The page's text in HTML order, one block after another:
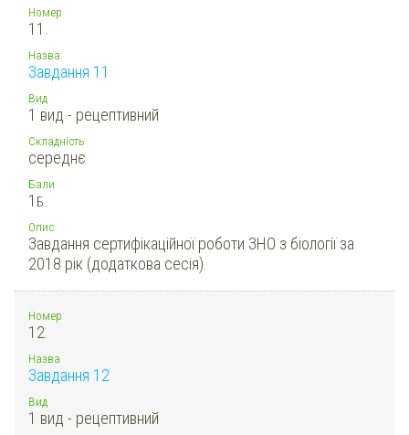
Номер
11.
Назва
Завдання 11
Вид
1 вид - рецептивний
Складність
середнє
Бали
1 Б.
Опис
Завдання сертифікаційної роботи ЗНО з біології за
2018 рік (додаткова сесія).
Номер
12.
Назва
Завдання 12
Вид
1 вид - рецептивний